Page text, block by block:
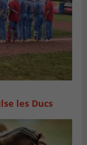
les Ducs